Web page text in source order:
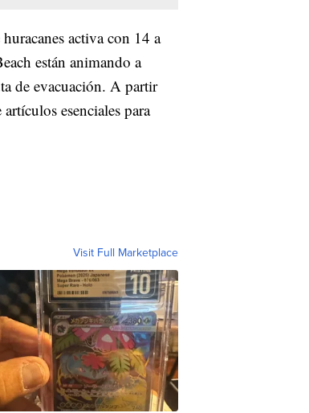
activa con 14 a
están animando a
de evacuación. A partir
esenciales para
Visit Full Marketplace